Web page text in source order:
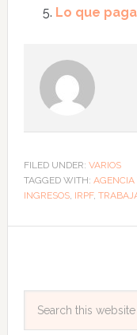
Lo que
FILED UNDER: VARIOS
TAGGED WITH: AGENCIA
INGRESOS, IRPF,